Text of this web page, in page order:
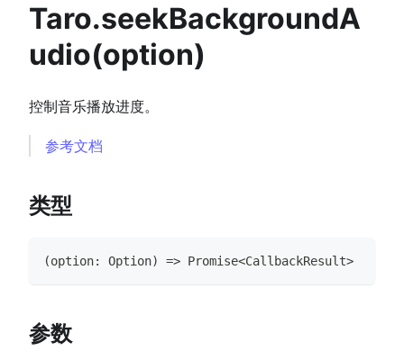
Taro.seekBackgroundA
udio(option)
控制音乐播放进度。
参考文档
类型
(option: Option) => Promise<CallbackResult>
参数